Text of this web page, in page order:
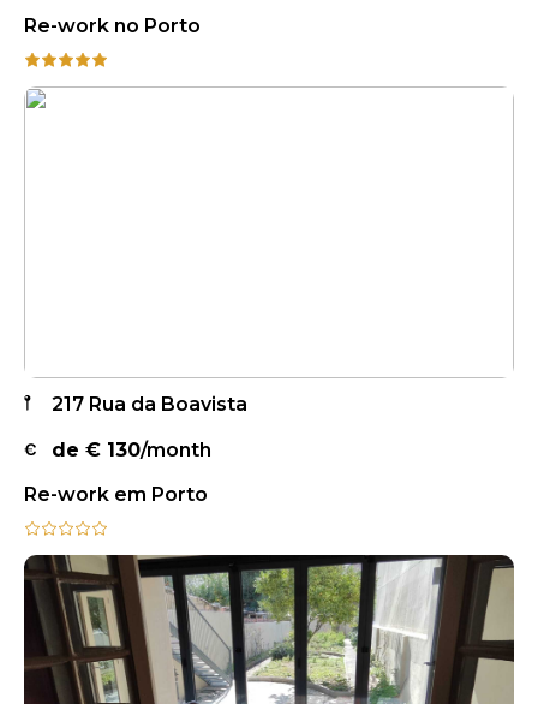
Re-work no Porto
217 Rua da Boavista
de € 130/month
Re-work em Porto